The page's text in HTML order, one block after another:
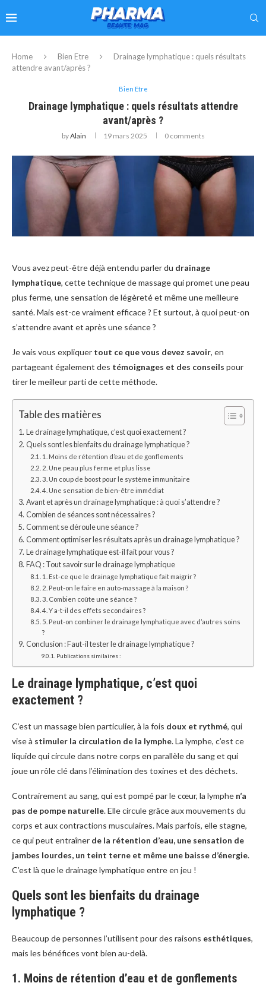
Home Bien Etre
Drainage lymphatique : quels résultats
attendre avant/après ?
Bien Etre
Drainage lymphatique : quels résultats attendre
avant/après ?
byAlain 19 mars 2025 0 comments
Vous avez peut-être déjà entendu parler du drainage
lymphatique, cette technique de massage qui promet une peau
plus ferme, une sensation de légèreté et même une meilleure
santé. Mais est-ce vraiment efficace ? Et surtout, à quoi peut-on
s’attendre avant et après une séance ?
Je vais vous expliquer tout ce que vous devez savoir, en
partageant également des témoignages et des conseils pour
tirer le meilleur parti de cette méthode.
Table des matières
Le drainage lymphatique, c’est quoi exactement ?
Quels sont les bienfaits du drainage lymphatique ?
1. Moins de rétention d’eau et de gonflements
2. Une peau plus ferme et plus lisse
3. Un coup de boost pour le système immunitaire
4. Une sensation de bien-être immédiat
Avant et après un drainage lymphatique : à quoi s’attendre ?
Combien de séances sont nécessaires ?
Comment se déroule une séance ?
Comment optimiser les résultats après un drainage lymphatique ?
Le drainage lymphatique est-il fait pour vous ?
FAQ : Tout savoir sur le drainage lymphatique
1. Est-ce que le drainage lymphatique fait maigrir ?
2. Peut-on le faire en auto-massage à la maison ?
3. Combien coûte une séance ?
4. Y a-t-il des effets secondaires ?
5. Peut-on combiner le drainage lymphatique avec d’autres soins
?
Conclusion : Faut-il tester le drainage lymphatique ?
Publications similaires :
Le drainage lymphatique, c’est quoi
exactement ?
C’est un massage bien particulier, à la fois doux et rythmé, qui
vise à stimuler la circulation de la lymphe. La lymphe, c’est ce
liquide qui circule dans notre corps en parallèle du sang et qui
joue un rôle clé dans l’élimination des toxines et des déchets.
Contrairement au sang, qui est pompé par le cœur, la lymphe n’a
pas de pompe naturelle. Elle circule grâce aux mouvements du
corps et aux contractions musculaires. Mais parfois, elle stagne,
ce qui peut entraîner de la rétention d’eau, une sensation de
jambes lourdes, un teint terne et même une baisse d’énergie.
C’est là que le drainage lymphatique entre en jeu !
Quels sont les bienfaits du drainage
lymphatique ?
Beaucoup de personnes l’utilisent pour des raisons esthétiques,
mais les bénéfices vont bien au-delà.
1. Moins de rétention d’eau et de gonflements